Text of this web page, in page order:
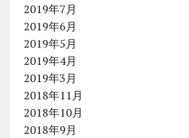
2019年7月
2019年6月
2019年5月
2019年4月
2019年3月
2018年11月
2018年10月
2018年9月